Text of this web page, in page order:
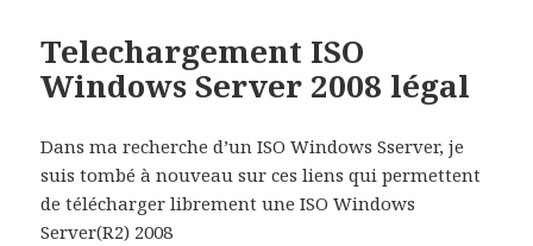
Telechargement ISO
Windows Server 2008 légal
Dans ma recherche d’un ISO Windows Sserver, je
suis tombé à nouveau sur ces liens qui permettent
de télécharger librement une ISO Windows
Server(R2) 2008